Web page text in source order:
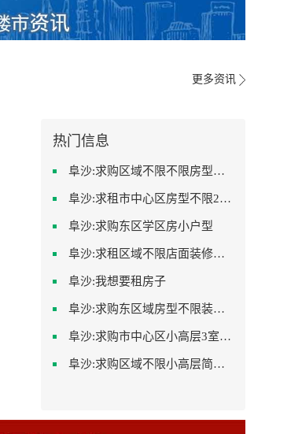
更多资讯
热门信息
阜沙:求购区域不限不限房型不限两室一厅简单装修
阜沙:求租市中心区房型不限2室1厅中档装修
阜沙:求购东区学区房小户型
阜沙:求租区域不限店面装修不限
阜沙:我想要租房子
阜沙:求购东区域房型不限装修不限
阜沙:求购市中心区小高层3室精致装修
阜沙:求购区域不限小高层简单装修